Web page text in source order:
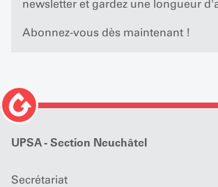
newsletter et gardez une longueur
Abonnez-vous dès maintenant !
UPSA - Section Neuchâtel
Secrétariat